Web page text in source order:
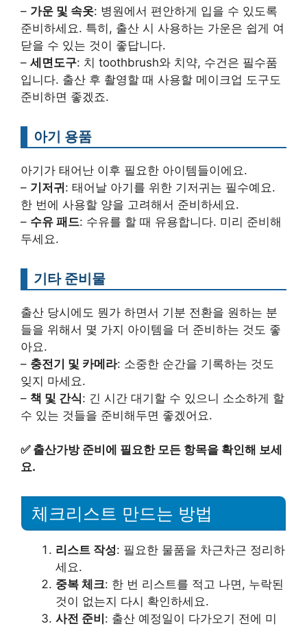
– 가운 및 속옷: 병원에서 편안하게 입을 수 있도록
준비하세요. 특히, 출산 시 사용하는 가운은 쉽게 여
닫을 수 있는 것이 좋답니다.
– 세면도구: 치 toothbrush와 치약, 수건은 필수품
입니다. 출산 후 촬영할 때 사용할 메이크업 도구도
준비하면 좋겠죠.
아기 용품
아기가 태어난 이후 필요한 아이템들이에요.
– 기저귀: 태어날 아기를 위한 기저귀는 필수예요.
한 번에 사용할 양을 고려해서 준비하세요.
– 수유 패드: 수유를 할 때 유용합니다. 미리 준비해
두세요.
기타 준비물
출산 당시에도 뭔가 하면서 기분 전환을 원하는 분
들을 위해서 몇 가지 아이템을 더 준비하는 것도 좋
아요.
– 충전기 및 카메라: 소중한 순간을 기록하는 것도
잊지 마세요.
– 책 및 간식: 긴 시간 대기할 수 있으니 소소하게 할
수 있는 것들을 준비해두면 좋겠어요.
✅ 출산가방 준비에 필요한 모든 항목을 확인해 보세
요.
체크리스트 만드는 방법
리스트 작성: 필요한 물품을 차근차근 정리하
세요.
중복 체크: 한 번 리스트를 적고 나면, 누락된
것이 없는지 다시 확인하세요.
사전 준비: 출산 예정일이 다가오기 전에 미